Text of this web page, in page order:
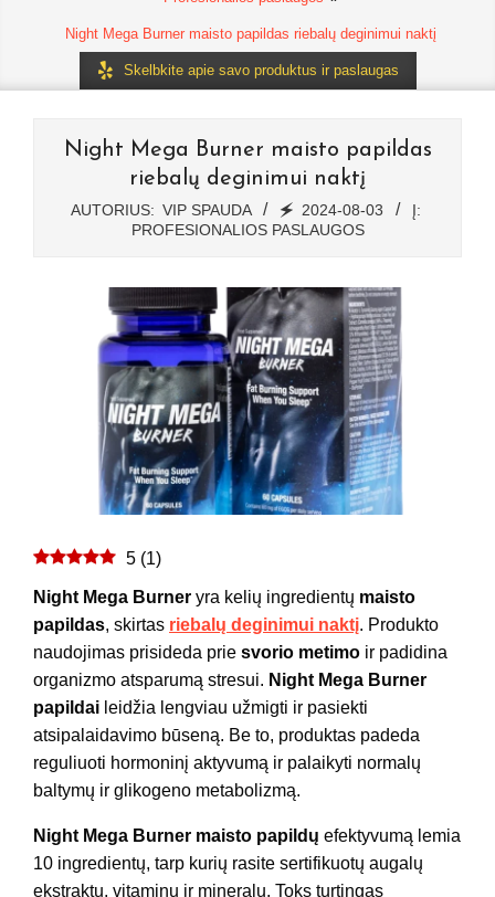
Night Mega Burner maisto papildas riebalų deginimui naktį
Skelbkite apie savo produktus ir paslaugas
Night Mega Burner maisto papildas
riebalų deginimui naktį
AUTORIUS: VIP SPAUDA 🗲 2024-08-03
Į:
PROFESIONALIOS PASLAUGOS
5 (1)
Night Mega Burner yra kelių ingredientų maisto
papildas, skirtas riebalų deginimui naktį. Produkto
naudojimas prisideda prie svorio metimo ir padidina
organizmo atsparumą stresui. Night Mega Burner
papildai leidžia lengviau užmigti ir pasiekti
atsipalaidavimo būseną. Be to, produktas padeda
reguliuoti hormoninį aktyvumą ir palaikyti normalų
baltymų ir glikogeno metabolizmą.
Night Mega Burner maisto papildų efektyvumą lemia
10 ingredientų, tarp kurių rasite sertifikuotų augalų
ekstraktų, vitaminų ir mineralų. Toks turtingas